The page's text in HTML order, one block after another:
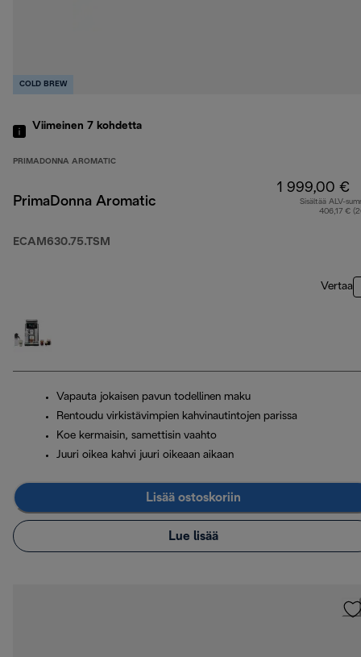
COLD BREW
Viimeinen 7 kohdetta
PRIMADONNA AROMATIC
PrimaDonna Aromatic
ECAM630.75.TSM
1 999,00 €
Sisältää ALV-
406,17 €
Vertaa
Vapauta jokaisen pavun todellinen maku
Rentoudu virkistävimpien kahvinautintojen parissa
Koe kermaisin, samettisin vaahto
Juuri oikea kahvi juuri oikeaan aikaan
Lisää ostoskoriin
Lue lisää